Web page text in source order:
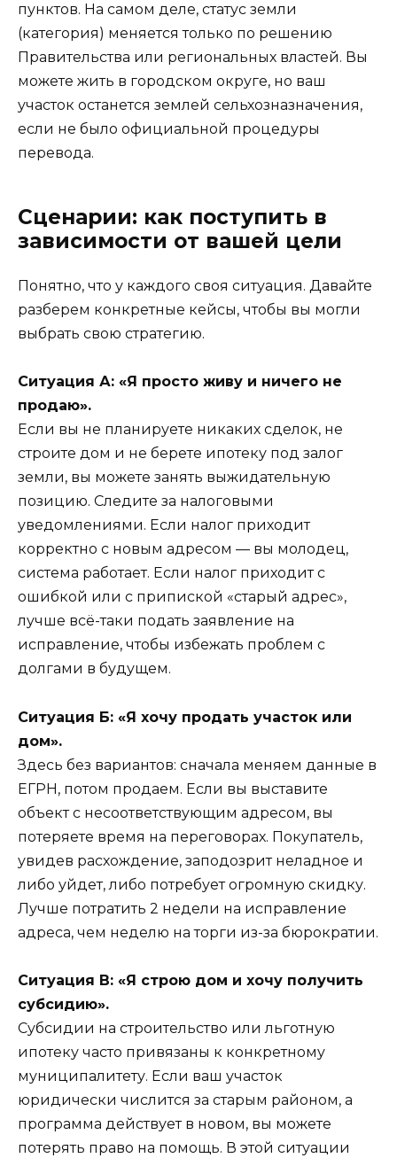
пунктов. На самом деле, статус земли
(категория) меняется только по решению
Правительства или региональных властей. Вы
можете жить в городском округе, но ваш
участок останется землей сельхозназначения,
если не было официальной процедуры
перевода.
Сценарии: как поступить в
зависимости от вашей цели
Понятно, что у каждого своя ситуация. Давайте
разберем конкретные кейсы, чтобы вы могли
выбрать свою стратегию.
Ситуация А: «Я просто живу и ничего не
продаю».
Если вы не планируете никаких сделок, не
строите дом и не берете ипотеку под залог
земли, вы можете занять выжидательную
позицию. Следите за налоговыми
уведомлениями. Если налог приходит
корректно с новым адресом — вы молодец,
система работает. Если налог приходит с
ошибкой или с припиской «старый адрес»,
лучше всё-таки подать заявление на
исправление, чтобы избежать проблем с
долгами в будущем.
Ситуация Б: «Я хочу продать участок или
дом».
Здесь без вариантов: сначала меняем данные в
ЕГРН, потом продаем. Если вы выставите
объект с несоответствующим адресом, вы
потеряете время на переговорах. Покупатель,
увидев расхождение, заподозрит неладное и
либо уйдет, либо потребует огромную скидку.
Лучше потратить 2 недели на исправление
адреса, чем неделю на торги из-за бюрократии.
Ситуация В: «Я строю дом и хочу получить
субсидию».
Субсидии на строительство или льготную
ипотеку часто привязаны к конкретному
муниципалитету. Если ваш участок
юридически числится за старым районом, а
программа действует в новом, вы можете
потерять право на помощь. В этой ситуации